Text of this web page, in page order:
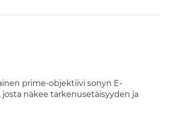
prime-objektiivi sonyn E-
näkee tarkenusetäisyyden ja